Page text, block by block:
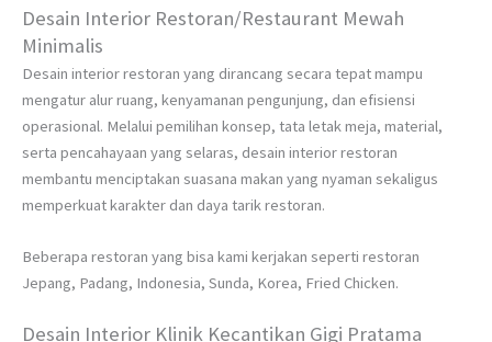
Desain Interior Restoran/Restaurant Mewah
Minimalis
Desain interior restoran yang dirancang secara tepat mampu
mengatur alur ruang, kenyamanan pengunjung, dan efisiensi
operasional. Melalui pemilihan konsep, tata letak meja, material,
serta pencahayaan yang selaras, desain interior restoran
membantu menciptakan suasana makan yang nyaman sekaligus
memperkuat karakter dan daya tarik restoran.
Beberapa restoran yang bisa kami kerjakan seperti restoran
Jepang, Padang, Indonesia, Sunda, Korea, Fried Chicken.
Desain Interior Klinik Kecantikan Gigi Pratama